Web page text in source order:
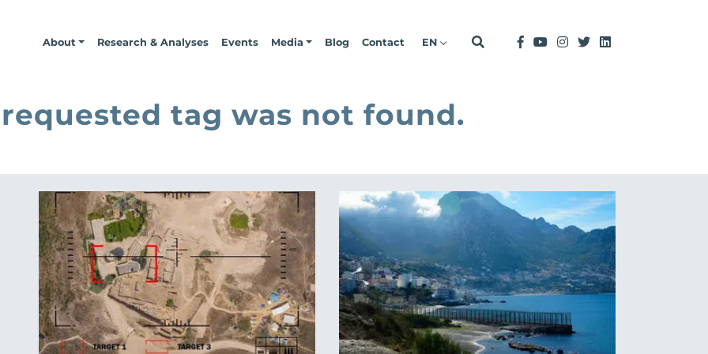
About Research & Analyses Events Media Blog Contact EN
tag was not found.